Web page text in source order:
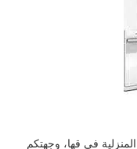
في قها، وجهتكم